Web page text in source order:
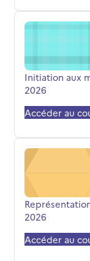
Initiation aux
Nom du cours
Initiation aux
2026
Accéder au
Nom du cours
2026
Accéder au